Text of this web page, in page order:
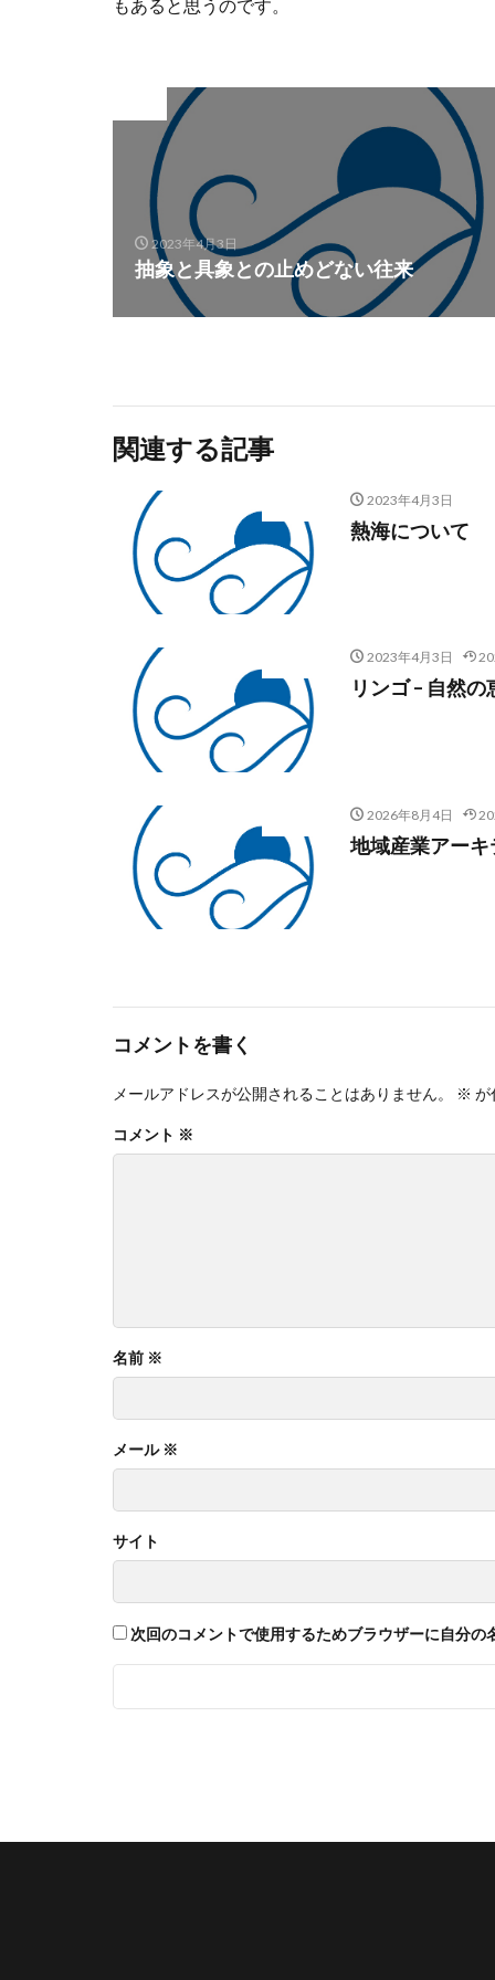
もあると思うのです。
2023年4月3日
抽象と具象との止めどない往来
関連する記事
2023年4月3日
熱海について
2023年4月3日
リンゴ – 自然
2026年8月4日
地域産業アー
コメントを書く
メールアドレスが公開されることはありません。 ※ が
コメント ※
名前 ※
メール ※
サイト
次回のコメントで使用するためブラウザーに自分